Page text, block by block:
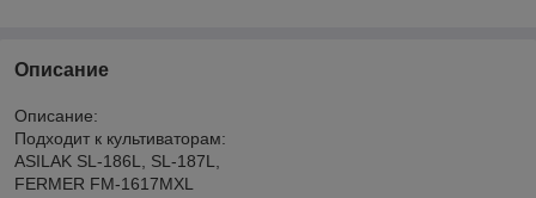
Описание
Описание:
Подходит к культиваторам:
ASILAK SL-186L, SL-187L,
FERMER FM-1617MXL